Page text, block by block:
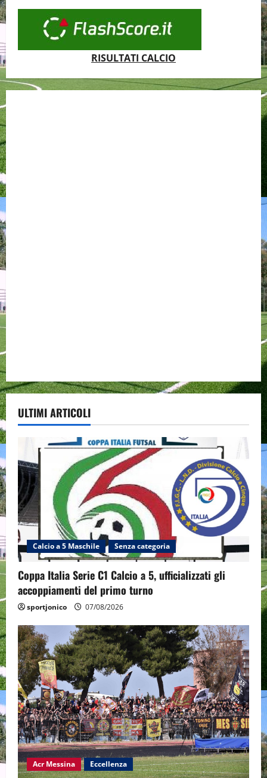
RISULTATI CALCIO
ULTIMI ARTICOLI
Calcio a 5 Maschile Senza categoria
Coppa Italia Serie C1 Calcio a 5, ufficializzati gli
accoppiamenti del primo turno
sportjonico 07/08/2026
Acr Messina Eccellenza